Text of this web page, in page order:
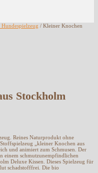
/ Kleiner Knochen
Stockholm
Reines Naturprodukt ohne
„kleiner Knochen aus
und animiert zum Schmusen. Der
einem schmutzunempfindlichen
Deluxe Kissen. Dieses Spielzeug für
schadstofffrei. Die bio